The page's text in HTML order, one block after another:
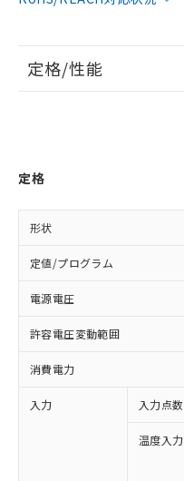
定格/性能
定格
形状
定値/プログラム
電源電圧
許容電圧変動範囲
消費電力
入力 入力点数
温度入力